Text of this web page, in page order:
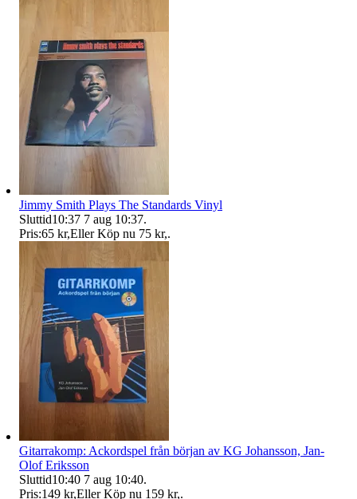
Jimmy Smith Plays The Standards Vinyl
Sluttid10:37 7 aug 10:37.
Pris:65 kr,Eller Köp nu 75 kr,.
Gitarrakomp: Ackordspel från början av KG Johansson, Jan-
Olof Eriksson
Sluttid10:40 7 aug 10:40.
Pris:149 kr,Eller Köp nu 159 kr,.